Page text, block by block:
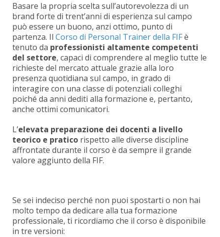
Basare la propria scelta sull’autorevolezza di un
brand forte di trent’anni di esperienza sul campo
può essere un buono, anzi ottimo, punto di
partenza. Il Corso di Personal Trainer della FIFè
tenuto da professionisti altamente competenti
del settore, capaci di comprendere al meglio tutte le
richieste del mercato attuale grazie alla loro
presenza quotidiana sul campo, in grado di
interagire con una classe di potenziali colleghi
poiché da anni dediti alla formazione e, pertanto,
anche ottimi comunicatori.
L’elevata preparazione dei docenti a livello
teorico e pratico rispetto alle diverse discipline
affrontate durante il corso è da sempre il grande
valore aggiunto della FIF.
Se sei indeciso perché non puoi spostarti o non hai
molto tempo da dedicare alla tua formazione
professionale, ti ricordiamo che il corso è disponibile
in tre versioni: